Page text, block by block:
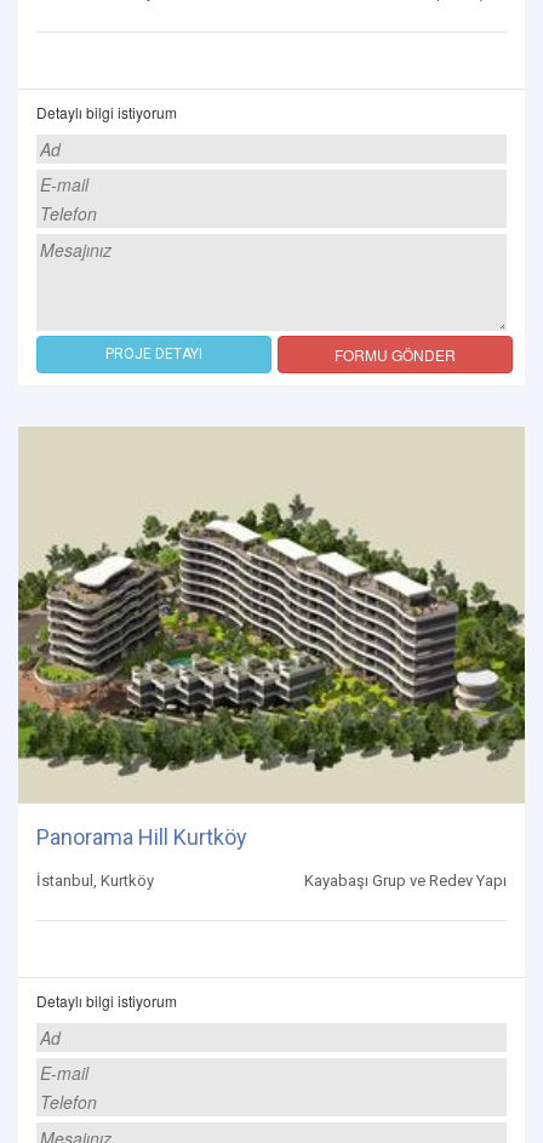
Detaylı bilgi istiyorum
PROJE DETAYI FORMU GÖNDER
Panorama Hill Kurtköy
İstanbul, Kurtköy Kayabaşı Grup ve Redev Yapı
Detaylı bilgi istiyorum